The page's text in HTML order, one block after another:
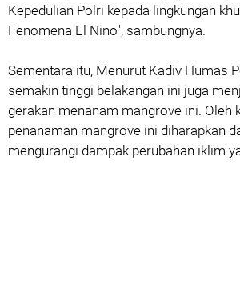
Kepedulian Polri kepada lingkungan
Fenomena El Nino", sambungnya.
Sementara itu, Menurut Kadiv Humas
semakin tinggi belakangan ini juga
gerakan menanam mangrove ini. Oleh
penanaman mangrove ini diharapkan
mengurangi dampak perubahan iklim